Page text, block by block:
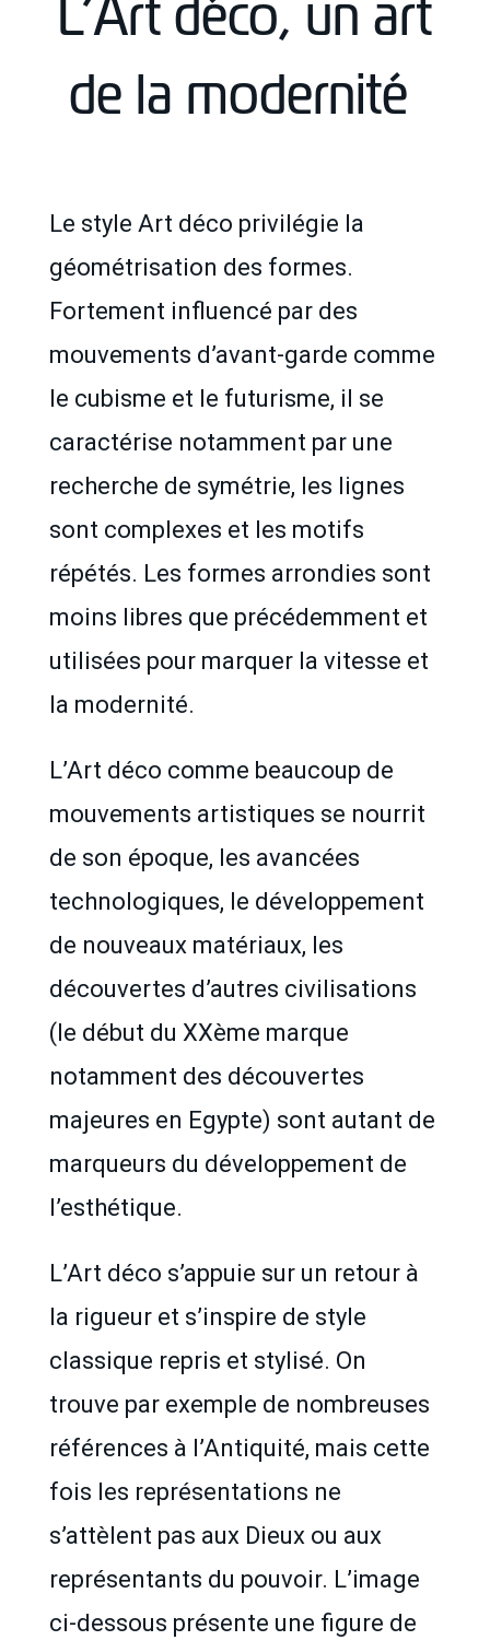
L’Art déco, un art
de la modernité
Le style Art déco privilégie la
géométrisation des formes.
Fortement influencé par des
mouvements d’avant-garde comme
le cubisme et le futurisme, il se
caractérise notamment par une
recherche de symétrie, les lignes
sont complexes et les motifs
répétés. Les formes arrondies sont
moins libres que précédemment et
utilisées pour marquer la vitesse et
la modernité.
L’Art déco comme beaucoup de
mouvements artistiques se nourrit
de son époque, les avancées
technologiques, le développement
de nouveaux matériaux, les
découvertes d’autres civilisations
(le début du XXème marque
notamment des découvertes
majeures en Egypte) sont autant de
marqueurs du développement de
l’esthétique.
L’Art déco s’appuie sur un retour à
la rigueur et s’inspire de style
classique repris et stylisé. On
trouve par exemple de nombreuses
références à l’Antiquité, mais cette
fois les représentations ne
s’attèlent pas aux Dieux ou aux
représentants du pouvoir. L’image
ci-dessous présente une figure de